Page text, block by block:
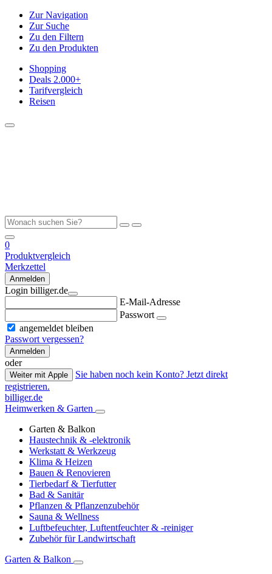
Zur Navigation
Zur Suche
Zu den Filtern
Zu den Produkten
Shopping
Deals 2.000+
Tarifvergleich
Reisen
0
Produktvergleich
Merkzettel
Anmelden
Login billiger.de
E-Mail-Adresse
Passwort
angemeldet bleiben
Passwort vergessen?
Anmelden
oder
Weiter mit Apple
Sie haben noch kein Konto? Jetzt direkt
registrieren.
billiger.de
Heimwerken & Garten
Garten & Balkon
Haustechnik & -elektronik
Werkstatt & Werkzeug
Klima & Heizen
Bauen & Renovieren
Tierbedarf & Tierfutter
Bad & Sanitär
Pflanzen & Pflanzenzubehör
Sauna & Wellness
Luftbefeuchter, Luftentfeuchter & -reiniger
Zubehör für Landwirtschaft
Garten & Balkon